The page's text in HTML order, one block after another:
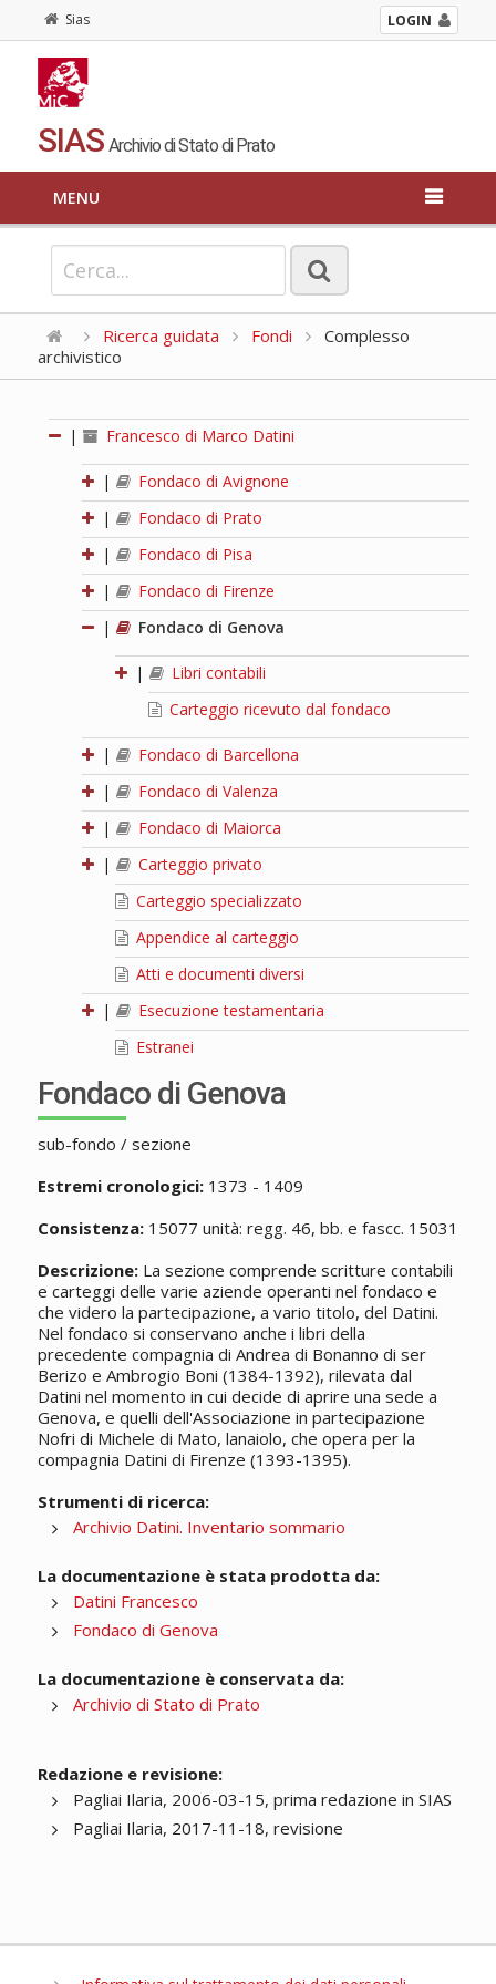
Sias LOGIN
SIAS Archivio di Stato di Prato
MENU
Ricerca guidata Fondi
Complesso
archivistico
| Francesco di Marco Datini
|
Fondaco di Avignone
|
Fondaco di Prato
|
Fondaco di Pisa
|
Fondaco di Firenze
|
Fondaco di Genova
|
Libri contabili
Carteggio ricevuto dal fondaco
|
Fondaco di Barcellona
|
Fondaco di Valenza
|
Fondaco di Maiorca
|
Carteggio privato
Carteggio specializzato
Appendice al carteggio
Atti e documenti diversi
|
Esecuzione testamentaria
Estranei
Fondaco di Genova
sub-fondo / sezione
Estremi cronologici:1373 - 1409
Consistenza:15077 unità: regg. 46, bb. e fascc. 15031
Descrizione:La sezione comprende scritture contabili
e carteggi delle varie aziende operanti nel fondaco e
che videro la partecipazione, a vario titolo, del Datini.
Nel fondaco si conservano anche i libri della
precedente compagnia di Andrea di Bonanno di ser
Berizo e Ambrogio Boni (1384-1392), rilevata dal
Datini nel momento in cui decide di aprire una sede a
Genova, e quelli dell'Associazione in partecipazione
Nofri di Michele di Mato, lanaiolo, che opera per la
compagnia Datini di Firenze (1393-1395).
Strumenti di ricerca:
Archivio Datini. Inventario sommario
La documentazione è stata prodotta da:
Datini Francesco
Fondaco di Genova
La documentazione è conservata da:
Archivio di Stato di Prato
Redazione e revisione:
Pagliai Ilaria, 2006-03-15, prima redazione in SIAS
Pagliai Ilaria, 2017-11-18, revisione